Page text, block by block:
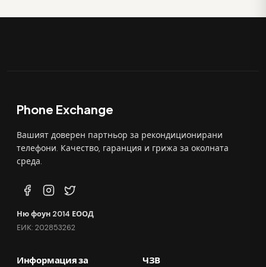
Phone Exchange
Вашият доверен партньор за рекондиционирани
телефони. Качество, гаранция и грижа за околната
среда.
Ню фоун 2014 ЕООД
ЕИК: 202853262
Информация за
ЧЗВ